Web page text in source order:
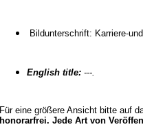
Bildunterschrift: Karriere-
English title: ---.
Für eine größere Ansicht bitte auf
honorarfrei. Jede Art von